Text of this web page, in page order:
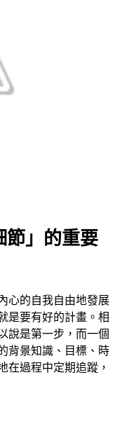
節」的重要
心的自我自由地發展
是要有好的計畫。相
說是第一步，而一個
背景知識、目標、時
在過程中定期追蹤，